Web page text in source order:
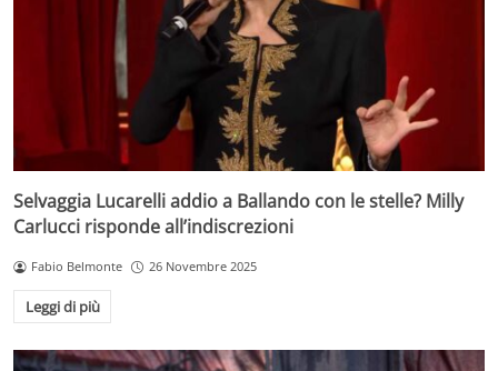
Selvaggia Lucarelli addio a Ballando con le stelle? Milly
Carlucci risponde all’indiscrezioni
Fabio Belmonte 26 Novembre 2025
Leggi di più